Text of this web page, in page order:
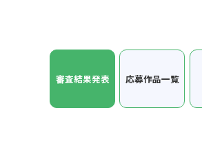
審査結果発表 応募作品一覧